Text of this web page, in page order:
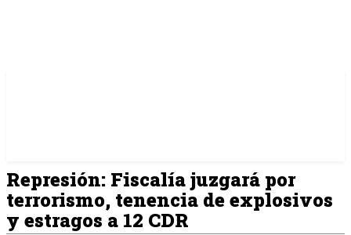
Represión: Fiscalía juzgará por
terrorismo, tenencia de explosivos
y estragos a 12 CDR